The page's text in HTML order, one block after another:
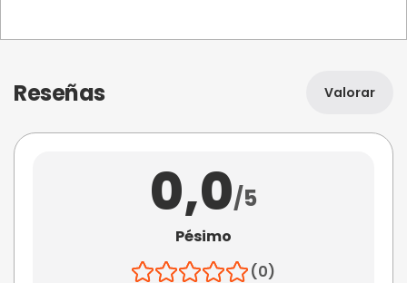
Reseñas Valorar
0,0/5
Pésimo
(0)